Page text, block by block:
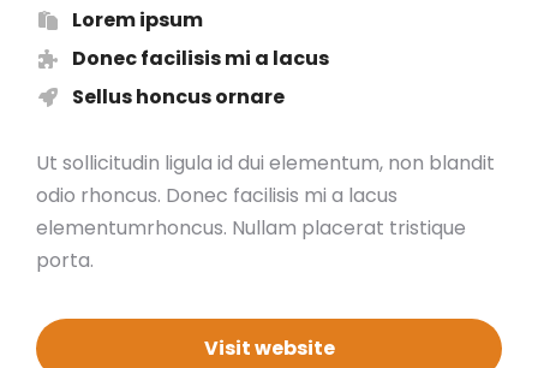
Lorem ipsum
Donec facilisis mi a lacus
Sellus honcus ornare
Ut sollicitudin ligula id dui elementum, non blandit
odio rhoncus. Donec facilisis mi a lacus
elementumrhoncus. Nullam placerat tristique
porta.
Visit website